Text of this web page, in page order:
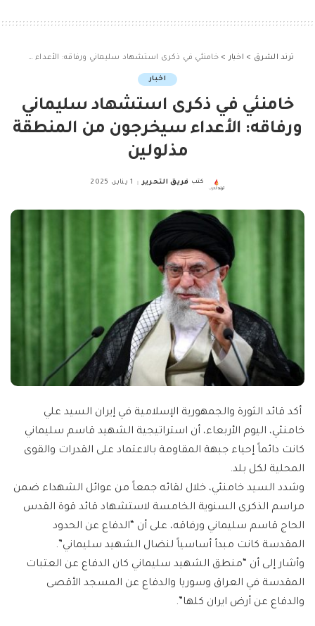
ترند الشرق > اخبار >خامنئي في ذكرى استشهاد سليماني ورفاقه: الأعداء سيخرجون من المنطقة مذلولين
اخبار
خامنئي في ذكرى استشهاد سليماني
ورفاقه: الأعداء سيخرجون من المنطقة
مذلولين
Posted
كتب فريق التحرير 1 يناير، 2025
أكد قائد الثورة والجمهورية الإسلامية في إيران السيد علي
خامنئي، اليوم الأربعاء، أن استراتيجية الشهيد قاسم سليماني
كانت دائماً إحياء جبهة المقاومة بالاعتماد على القدرات والقوى
المحلية لكل بلد.
وشدد السيد خامنئي، خلال لقائه جمعاً من عوائل الشهداء ضمن
مراسم الذكرى السنوية الخامسة لاستشهاد قائد قوة القدس
الحاج قاسم سليماني ورفاقه، على أن “الدفاع عن الحدود
المقدسة كانت مبدأ أساسياً لنضال الشهيد سليماني”.
وأشار إلى أن “منطق الشهيد سليماني كان الدفاع عن العتبات
المقدسة في العراق وسوريا والدفاع عن المسجد الأقصى
والدفاع عن أرض ايران كلها”.